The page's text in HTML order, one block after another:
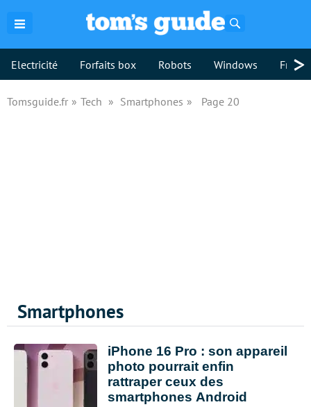
Electricité Forfaits box Robots Windows >
Tomsguide.fr Tech Smartphones Page 20
Smartphones
iPhone 16 Pro : son appareil
photo pourrait enfin
rattraper ceux des
smartphones Android